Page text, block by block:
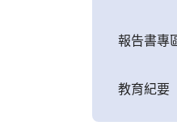
報告書專
教育紀要